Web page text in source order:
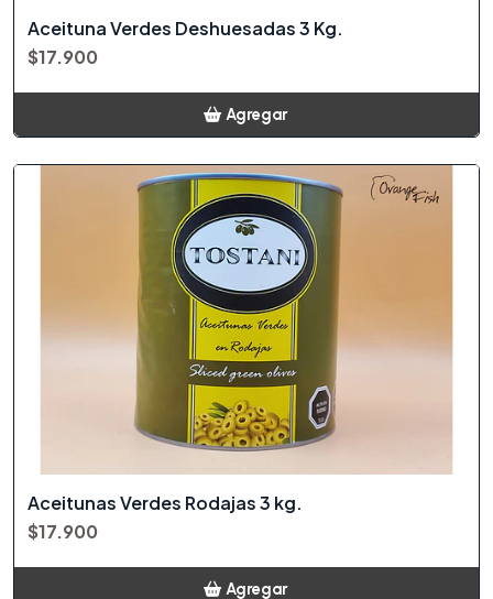
Aceituna Verdes Deshuesadas 3 Kg.
$17.900
Agregar
Aceitunas Verdes Rodajas 3 kg.
$17.900
Agregar